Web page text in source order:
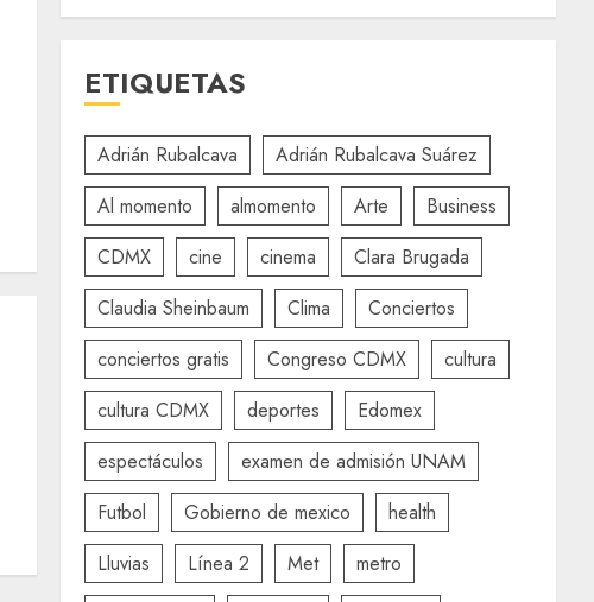
ETIQUETAS
Adrián Rubalcava
Adrián Rubalcava Suárez
Al momento
almomento Arte
Business
CDMX
cine cinema
Clara Brugada
Claudia Sheinbaum
Clima
Conciertos
conciertos gratis
Congreso CDMX
cultura
cultura CDMX
deportes
Edomex
espectáculos
examen de admisión UNAM
Futbol
Gobierno de mexico
health
Lluvias
Línea 2 Met
metro